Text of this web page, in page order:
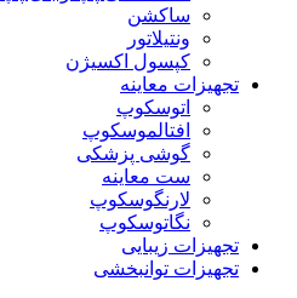
ساکشن
ونتیلاتور
کپسول اکسیژن
تجهیزات معاینه
اتوسکوپ
افتالموسکوپ
گوشی پزشکی
ست معاینه
لارنگوسکوپ
نگاتوسکوپ
تجهیزات زیبایی
تجهیزات توانبخشی